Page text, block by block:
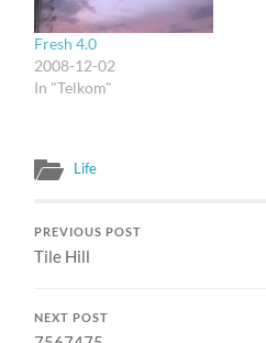
tapi bukan ke loket, malah
lihat-lihat suasana. Si
penjaga…
Fresh 4.0
2008-12-02
In "Telkom"
Life
PREVIOUS POST
Tile Hill
NEXT POST